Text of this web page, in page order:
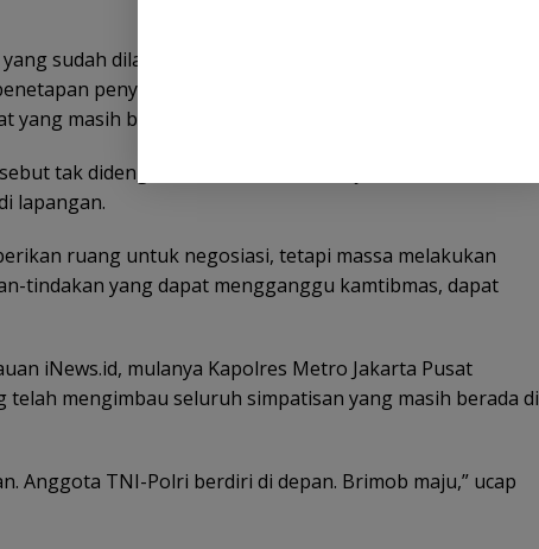
sudah dilakukan saat proses eksekusi. Pertama,
penyitaan, kemudian imbauan secara persuasif
yang masih berada di area eks Hotel Sultan.
tak didengar oleh massa. Mereka justru melakukan
lapangan.
ruang untuk negosiasi, tetapi massa melakukan
tindakan yang dapat mengganggu kamtibmas, dapat
iNews.id, mulanya Kapolres Metro Jakarta Pusat
telah mengimbau seluruh simpatisan yang masih berada di
Anggota TNI-Polri berdiri di depan. Brimob maju,” ucap